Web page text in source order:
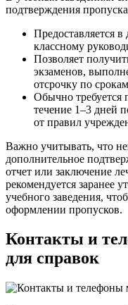
подтверждения
Предоставляется
классному
Позволяет
экзаменов,
отсрочку по
Обычно требуется
течение 1–3 дней
от правил
Важно учитывать, что
дополнительное
отчет или заключение
рекомендуется заранее
учебного заведения,
оформлении пропусков.
Контакты и
для справок